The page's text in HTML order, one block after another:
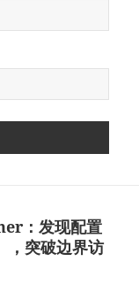
：发现配置
，突破边界访